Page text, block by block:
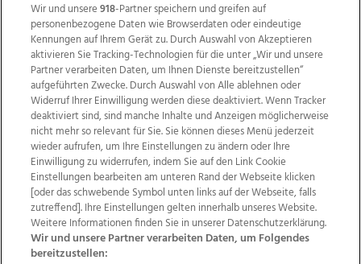
Wir über uns Mediadaten Kontakt
Jobs
Datenschutz
Impressum
AGB Anzeigekunden
AGB Website
Ehrenkodex Politische Werbung
Wir und unsere918-Partner speichern und greifen auf
personenbezogene Daten wie Browserdaten oder eindeutige
Kennungen auf Ihrem Gerät zu. Durch Auswahl von Akzeptieren
aktivieren Sie Tracking-Technologien für die unter „Wir und unsere
Partner verarbeiten Daten, um Ihnen Dienste bereitzustellen“
aufgeführten Zwecke. Durch Auswahl von Alle ablehnen oder
Widerruf Ihrer Einwilligung werden diese deaktiviert. Wenn Tracker
deaktiviert sind, sind manche Inhalte und Anzeigen möglicherweise
nicht mehr so relevant für Sie. Sie können dieses Menü jederzeit
wieder aufrufen, um Ihre Einstellungen zu ändern oder Ihre
Einwilligung zu widerrufen, indem Sie auf den Link Cookie
Einstellungen bearbeiten am unteren Rand der Webseite klicken
[oder das schwebende Symbol unten links auf der Webseite, falls
zutreffend]. Ihre Einstellungen gelten innerhalb unseres Website.
Weitere Informationen finden Sie in unserer Datenschutzerklärung.
Wir und unsere Partner verarbeiten Daten, um Folgendes
bereitzustellen: